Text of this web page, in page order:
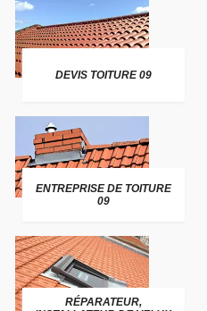
DEVIS TOITURE 09
ENTREPRISE DE TOITURE
09
RÉPARATEUR,